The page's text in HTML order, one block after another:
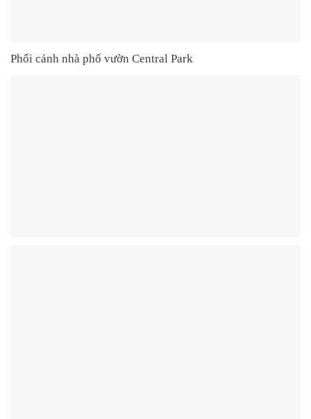
Phối cảnh nhà phố vườn Central Park